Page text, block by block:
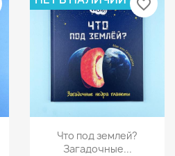
 Просмотр
Что под землей?
Загадочные...
favorite_border